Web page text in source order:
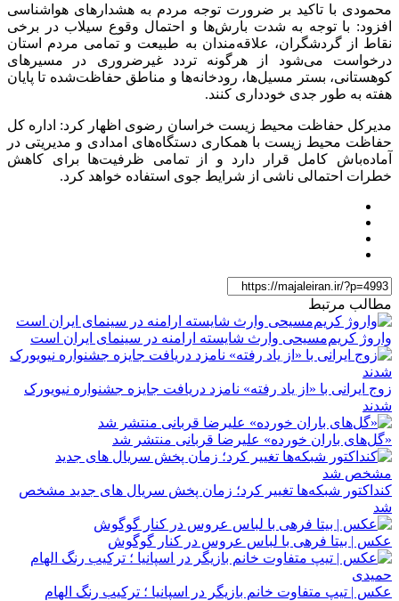
محمودی با تاکید بر ضرورت توجه مردم به هشدار‌های هواشناسی
افزود: با توجه به شدت بارش‌ها و احتمال وقوع سیلاب در برخی
نقاط از گردشگران، علاقه‌مندان به طبیعت و تمامی مردم استان
درخواست می‌شود از هرگونه تردد غیرضروری در مسیر‌های
کوهستانی، بستر مسیل‌ها، رودخانه‌ها و مناطق حفاظت‌شده تا پایان
هفته به طور جدی خودداری کنند.
مدیرکل حفاظت محیط زیست خراسان رضوی اظهار کرد: اداره کل
حفاظت محیط زیست با همکاری دستگاه‌های امدادی و مدیریتی در
آماده‌باش کامل قرار دارد و از تمامی ظرفیت‌ها برای کاهش
خطرات احتمالی ناشی از شرایط جوی استفاده خواهد کرد.
مطالب مرتبط
واروژ کریم‌مسیحی وارث شایسته ارامنه در سینمای ایران است
زوج ایرانی با «از یاد رفته» نامزد دریافت جایزه جشنواره نیویورک
شدند
«گل‌های باران خورده» علیرضا قربانی منتشر شد
کنداکتور شبکه‌ها تغییر کرد؛ زمان پخش سریال های جدید مشخص
شد
عکس | بیتا فرهی با لباس عروس در کنار گوگوش
عکس | تیپ متفاوت خانم بازیگر در اسپانیا ؛ ترکیب رنگ الهام